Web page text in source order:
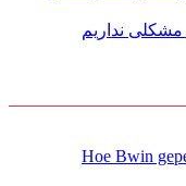
مشکلی نداریم
Hoe Bwin